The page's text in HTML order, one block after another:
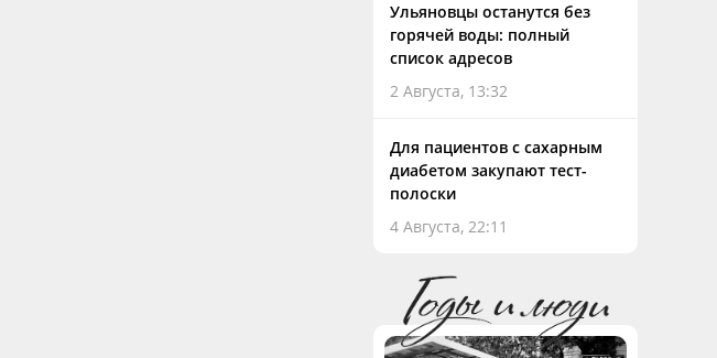
Ульяновцы останутся без
горячей воды: полный
список адресов
2 Августа, 13:32
Для пациентов с сахарным
диабетом закупают тест-
полоски
4 Августа, 22:11